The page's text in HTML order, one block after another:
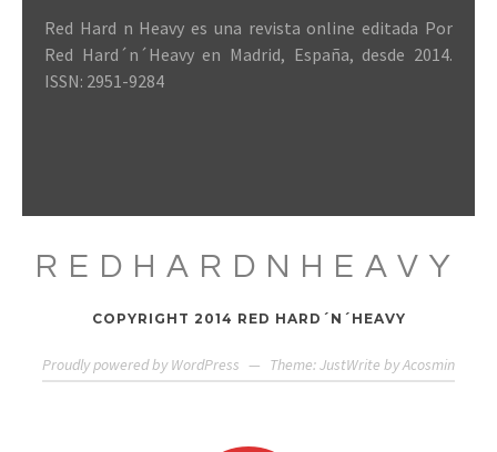
Red Hard n Heavy es una revista online editada Por
Red Hard´n´Heavy en Madrid, España, desde 2014.
ISSN: 2951-9284
REDHARDNHEAVY
COPYRIGHT 2014 RED HARD´N´HEAVY
Proudly powered by WordPress — Theme: JustWrite byAcosmin